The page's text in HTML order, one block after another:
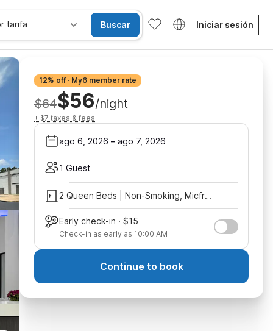
tarifa Buscar Iniciar sesión
12% off · My6 member rate
$64$56/night
+ $7 taxes & fees
ago 6, 2026 – ago 7, 2026
1 Guest
2 Queen Beds | Non-Smoking, Micfridge
Early check-in · $15
Check-in as early as 10:00 AM
Continue to book